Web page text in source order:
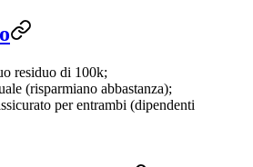
residuo di 100k;
(risparmiano abbastanza);
per entrambi (dipendenti